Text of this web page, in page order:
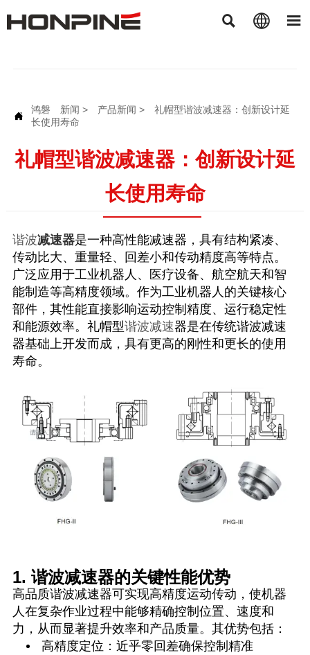
  

鸿磐 新闻 > 产品新闻 >
礼帽型谐波减速器：创新设计延
长使用寿命
礼帽型谐波减速器：创新设计延
长使用寿命
谐波减速器是一种高性能减速器，具有结构紧凑、
传动比大、重量轻、回差小和传动精度高等特点。
广泛应用于工业机器人、医疗设备、航空航天和智
能制造等高精度领域。作为工业机器人的关键核心
部件，其性能直接影响运动控制精度、运行稳定性
和能源效率。礼帽型谐波减速器是在传统谐波减速
器基础上开发而成，具有更高的刚性和更长的使用
寿命。
1. 谐波减速器的关键性能优势
高品质谐波减速器可实现高精度运动传动，使机器
人在复杂作业过程中能够精确控制位置、速度和
力，从而显著提升效率和产品质量。其优势包括：
高精度定位：近乎零回差确保控制精准